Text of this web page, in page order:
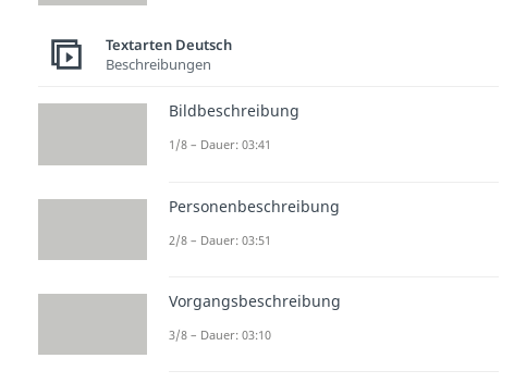
Textarten Deutsch
Beschreibungen
Bildbeschreibung
1/8 – Dauer: 03:41
Personenbeschreibung
2/8 – Dauer: 03:51
Vorgangsbeschreibung
3/8 – Dauer: 03:10